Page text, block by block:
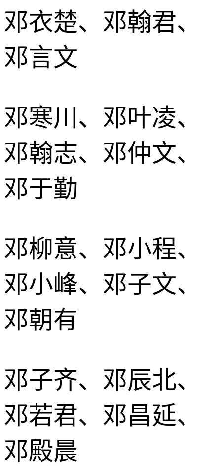
邓衣楚、邓翰君、
邓言文
邓寒川、邓叶凌、
邓翰志、邓仲文、
邓于勤
邓柳意、邓小程、
邓小峰、邓子文、
邓朝有
邓子齐、邓辰北、
邓若君、邓昌延、
邓殿晨